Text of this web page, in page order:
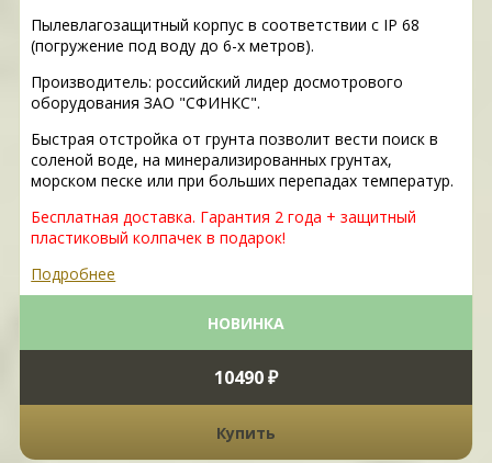
Пылевлагозащитный корпус в соответствии с IP 68
(погружение под воду до 6-х метров).
Производитель: российский лидер досмотрового
оборудования ЗАО "СФИНКС".
Быстрая отстройка от грунта позволит вести поиск в
соленой воде, на минерализированных грунтах,
морском песке или при больших перепадах температур.
Бесплатная доставка. Гарантия 2 года + защитный
пластиковый колпачек в подарок!
Подробнее
НОВИНКА
10490 ₽
Купить